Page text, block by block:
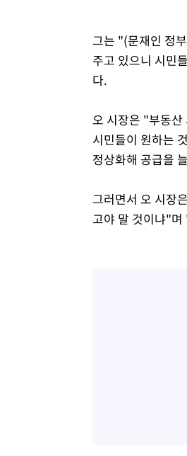
그는 "(문재인 정
주고 있으니 시민
다.
오 시장은 "부동산
시민들이 원하는
정상화해 공급을
그러면서 오 시장
고야 말 것이냐"